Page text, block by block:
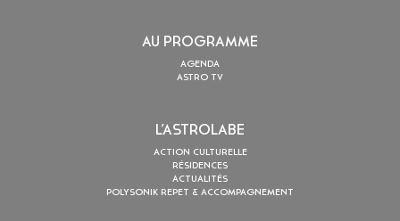
AU PROGRAMME
AGENDA
ASTRO TV
L’ASTROLABE
ACTION CULTURELLE
RÉSIDENCES
ACTUALITÉS
POLYSONIK REPET & ACCOMPAGNEMENT